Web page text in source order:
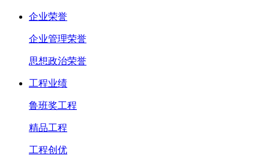
企业荣誉
企业管理荣誉
思想政治荣誉
工程业绩
鲁班奖工程
精品工程
工程创优